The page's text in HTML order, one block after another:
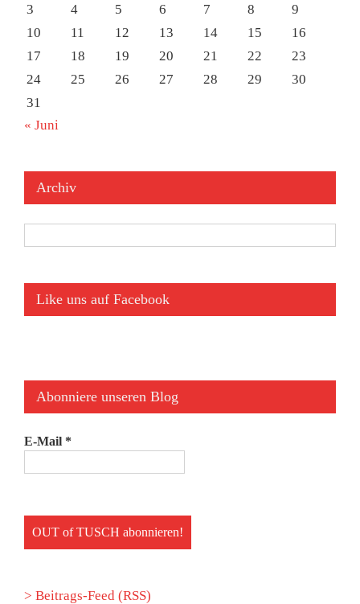
3
4 5 6 7 8
9
10
11 12 13 14 15
16
17
18 19 20 21 22
23
24
25 26 27 28 29
30
31
« Juni
Archiv
Like uns auf Facebook
Abonniere unseren Blog
E-Mail *
> Beitrags-Feed (RSS)